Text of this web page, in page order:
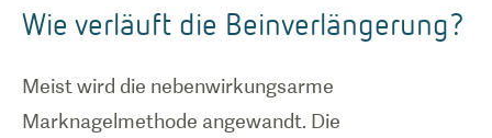
Wie verläuft die Beinverlängerung?
Meist wird die nebenwirkungsarme
Marknagelmethode angewandt. Die